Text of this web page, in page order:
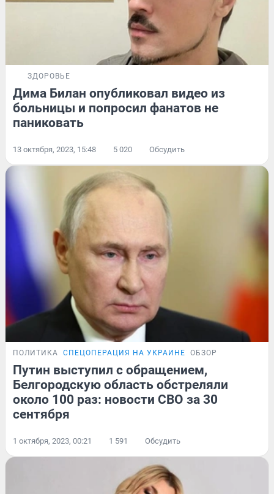
ЗДОРОВЬЕ
Дима Билан опубликовал видео из
больницы и попросил фанатов не
паниковать
13 октября, 2023, 15:48 5 020 Обсудить
ПОЛИТИКА СПЕЦОПЕРАЦИЯ НА УКРАИНЕ ОБЗОР
Путин выступил с обращением,
Белгородскую область обстреляли
около 100 раз: новости СВО за 30
сентября
1 октября, 2023, 00:21 1 591 Обсудить